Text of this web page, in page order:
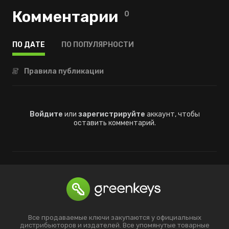
Комментарии 0
ПО ДАТЕ ПО ПОПУЛЯРНОСТИ
Правила публикации
Войдите или зарегистрируйте аккаунт, чтобы
оставить комментарий.
Все продаваемые ключи закупаются у официальных
дистрибьюторов и издателей. Все упомянутые товарные